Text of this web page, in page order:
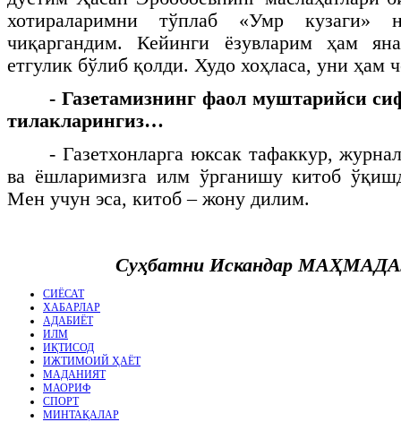
хотираларимни тўплаб «Умр кузаги»
чиқаргандим. Кейинги ёзувларим ҳам
етгулик бўлиб қолди. Худо хоҳласа, уни ҳам
- Газетамизнинг фаол муштарийси
тилакларингиз…
- Газетхонларга юксак тафаккур,
ва ёшларимизга илм ўрганишу китоб
Мен учун эса, китоб – жону дилим.
Суҳбатни Искандар
СИЁСАТ
ХАБАРЛАР
АДАБИЁТ
ИЛМ
ИҚТИСОД
ИЖТИМОИЙ ҲАЁТ
МАДАНИЯТ
МАОРИФ
СПОРТ
МИНТАҚАЛАР